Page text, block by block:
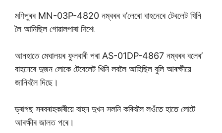
মণিপুৰৰ MN-03P-4820 নম্বৰৰ ব’লেৰো বাহনেৰে টেবলেট খিনি
লৈ আনিছিল গোৱালপাৰা দিশে৷
আনহাতে মেঘালয়ৰ ফুলবাৰী পৰা AS-01DP-4867 নম্বৰৰ বলেৰ’
বাহনেৰে দুজন লোকে টেবেলেট খিনি লবলৈ আহিছিল বুলি আৰক্ষীয়ে
জানিবলৈ দিছে।
ড্ৰাগছ সৰবৰাহকাৰীয়ে বাহন দুখন সলনি কৰিবলৈ লওঁতে হাতে লোটে
আৰক্ষীৰ জালত পৰে।